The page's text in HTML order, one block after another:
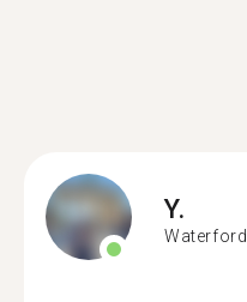
Y.
Waterford